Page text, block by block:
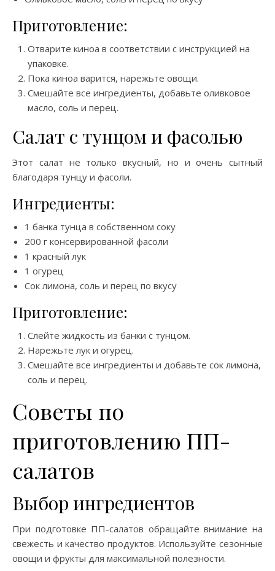
Приготовление:
Отварите киноа в соответствии с инструкцией на
упаковке.
Пока киноа варится, нарежьте овощи.
Смешайте все ингредиенты, добавьте оливковое
масло, соль и перец.
Салат с тунцом и фасолью
Этот салат не только вкусный, но и очень сытный
благодаря тунцу и фасоли.
Ингредиенты:
1 банка тунца в собственном соку
200 г консервированной фасоли
1 красный лук
1 огурец
Сок лимона, соль и перец по вкусу
Приготовление:
Слейте жидкость из банки с тунцом.
Нарежьте лук и огурец.
Смешайте все ингредиенты и добавьте сок лимона,
соль и перец.
Советы по
приготовлению ПП-
салатов
Выбор ингредиентов
При подготовке ПП-салатов обращайте внимание на
свежесть и качество продуктов. Используйте сезонные
овощи и фрукты для максимальной полезности.